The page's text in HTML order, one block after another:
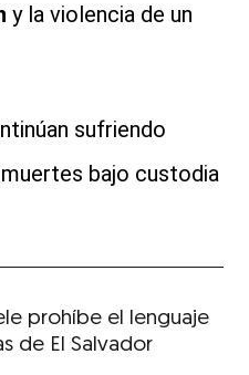
y la violencia de un
sufriendo
bajo custodia
prohíbe el lenguaje
de El Salvador